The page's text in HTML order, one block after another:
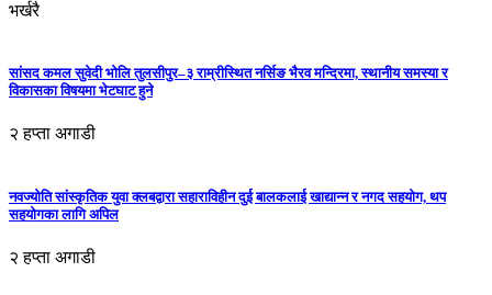
भर्खरै
सांसद कमल सुवेदी भोलि तुलसीपुर–३ राम्रीस्थित नर्सिङ भैरव मन्दिरमा, स्थानीय समस्या र
विकासका विषयमा भेटघाट हुने
२ हप्ता अगाडी
नवज्योति सांस्कृतिक युवा क्लबद्वारा सहाराविहीन दुई बालकलाई खाद्यान्न र नगद सहयोग, थप
सहयोगका लागि अपिल
२ हप्ता अगाडी